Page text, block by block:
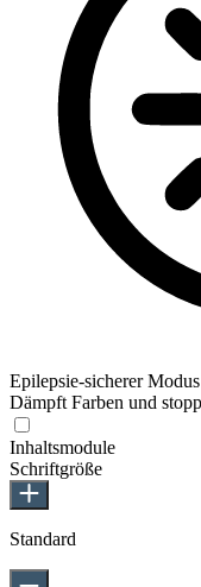
Epilepsie-sicherer Modus
Dämpft Farben und
Inhaltsmodule
Schriftgröße
Standard